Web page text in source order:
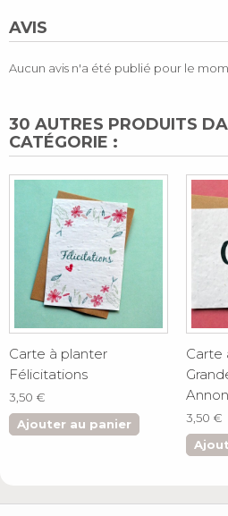
AVIS
Aucun avis n'a été publié pour le
30 AUTRES PRODUITS
CATÉGORIE :
Carte à planter
Félicitations
3,50 €
Ajouter au panier
Carte
3,50 €